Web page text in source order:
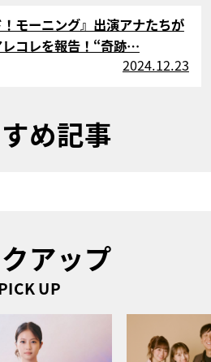
！モーニング』出演アナたちが
コレを報告！“奇跡…
2024.12.23
め記事
アップ
UP